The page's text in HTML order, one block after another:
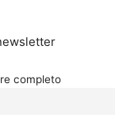
completo